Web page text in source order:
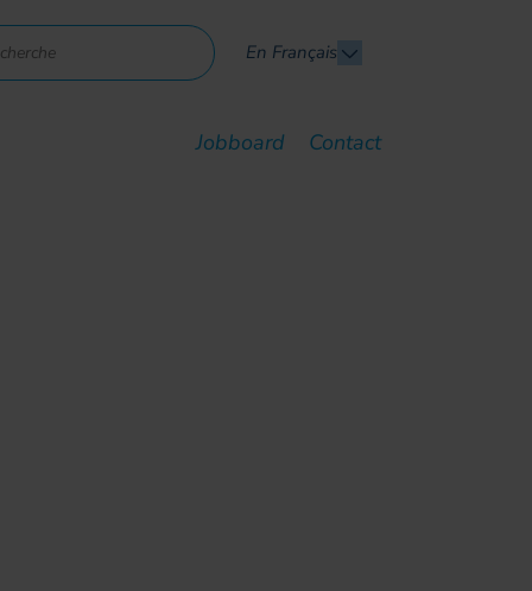
En Français
Jobboard Contact